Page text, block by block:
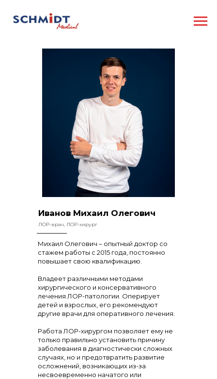
Иванов Михаил Олегович
ЛОР-врач, ЛОР-хирург
Михаил Олегович – опытный доктор со
стажем работы с 2015 года, постоянно
повышает свою квалификацию.
Владеет различными методами
хирургического и консервативного
лечения ЛОР-патологии. Оперирует
детей и взрослых, его рекомендуют
другие врачи для оперативного лечения.
Работа ЛОР-хирургом позволяет ему не
только правильно установить причину
заболевания в диагностически сложных
случаях, но и предотвратить развитие
осложнений, возникающих из-за
несвоевременно начатого или